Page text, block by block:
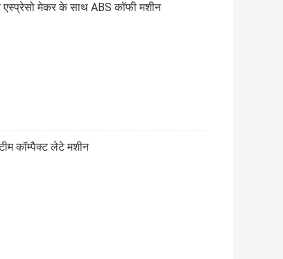
मेकर के साथ ABS कॉफी मशीन
कॉम्पैक्ट लेटे मशीन